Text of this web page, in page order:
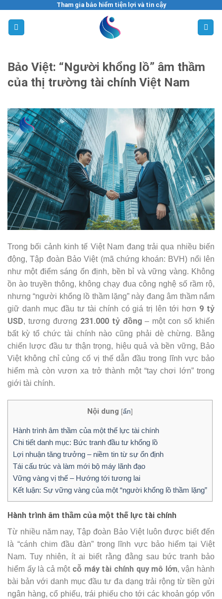
content
Tham gia bảo hiểm tiện lợi và tin cậy
Bảo Việt: “Người khổng lồ” âm thầm
của thị trường tài chính Việt Nam
Trong bối cảnh kinh tế Việt Nam đang trải qua nhiều biến
động, Tập đoàn Bảo Việt (mã chứng khoán: BVH) nổi lên
như một điểm sáng ổn định, bền bỉ và vững vàng. Không
ồn ào truyền thông, không chạy đua công nghệ số rầm rộ,
nhưng “người khổng lồ thầm lặng” này đang âm thầm nắm
giữ danh mục đầu tư tài chính có giá trị lên tới hơn 9 tỷ
USD, tương đương 231.000 tỷ đồng – một con số khiến
bất kỳ tổ chức tài chính nào cũng phải dè chừng. Bằng
chiến lược đầu tư thận trọng, hiệu quả và bền vững, Bảo
Việt không chỉ củng cố vị thế dẫn đầu trong lĩnh vực bảo
hiểm mà còn vươn xa trở thành một “tay chơi lớn” trong
giới tài chính.
Nội dung [ẩn]
Hành trình âm thầm của một thế lực tài chính
Chi tiết danh mục: Bức tranh đầu tư khổng lồ
Lợi nhuận tăng trưởng – niềm tin từ sự ổn định
Tái cấu trúc và làm mới bộ máy lãnh đạo
Vững vàng vị thế – Hướng tới tương lai
Kết luận: Sự vững vàng của một “người khổng lồ thầm lặng”
Hành trình âm thầm của một thế lực tài chính
Từ nhiều năm nay, Tập đoàn Bảo Việt luôn được biết đến
là “cánh chim đầu đàn” trong lĩnh vực bảo hiểm tại Việt
Nam. Tuy nhiên, ít ai biết rằng đằng sau bức tranh bảo
hiểm ấy là cả một cỗ máy tài chính quy mô lớn, vận hành
bài bản với danh mục đầu tư đa dạng trải rộng từ tiền gửi
ngân hàng, cổ phiếu, trái phiếu cho tới các khoản góp vốn